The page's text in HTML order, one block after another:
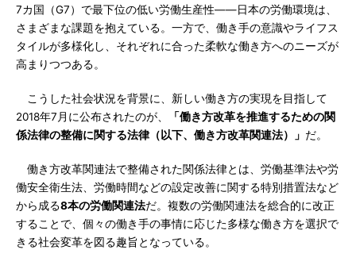
7カ国（G7）で最下位の低い労働生産性――日本の労働環境は、
さまざまな課題を抱えている。一方で、働き手の意識やライフス
タイルが多様化し、それぞれに合った柔軟な働き方へのニーズが
高まりつつある。
こうした社会状況を背景に、新しい働き方の実現を目指して
2018年7月に公布されたのが、
「働き方改革を推進するための関
係法律の整備に関する法律（以下、働き方改革関連法）」 だ。
働き方改革関連法で整備された関係法律とは、労働基準法や労
働安全衛生法、労働時間などの設定改善に関する特別措置法など
から成る8本の労働関連法だ。複数の労働関連法を総合的に改正
することで、個々の働き手の事情に応じた多様な働き方を選択で
きる社会変革を図る趣旨となっている。